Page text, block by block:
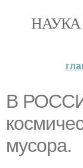
В
мусора.